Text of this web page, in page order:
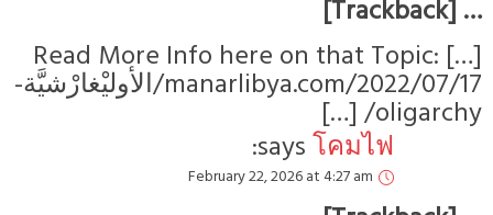
[…] Read
manarlibya.com/2022/07/17/الأوليْغارْشيَّة-